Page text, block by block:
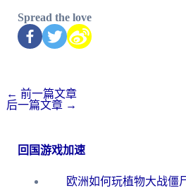
Spread the love
← 前一篇文章
后一篇文章 →
回国游戏加速